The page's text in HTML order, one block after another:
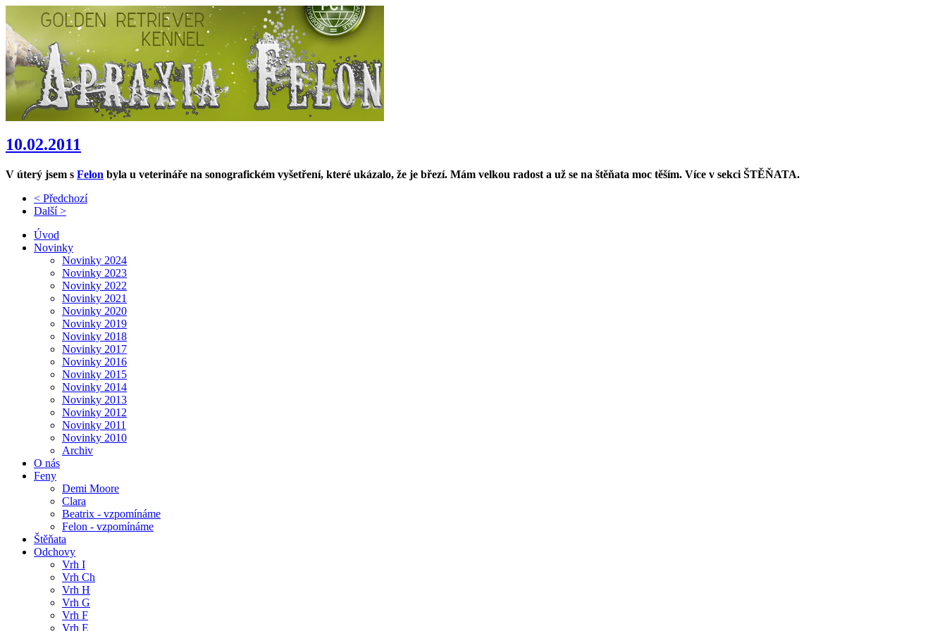
10.02.2011
V úterý jsem s Felon byla u veterináře na sonografickém vyšetření, které ukázalo, že je březí. Mám velkou radost a už se na štěňata moc těším. Více v sekci ŠTĚŇATA.
< Předchozí
Další >
Úvod
Novinky
Novinky 2024
Novinky 2023
Novinky 2022
Novinky 2021
Novinky 2020
Novinky 2019
Novinky 2018
Novinky 2017
Novinky 2016
Novinky 2015
Novinky 2014
Novinky 2013
Novinky 2012
Novinky 2011
Novinky 2010
Archiv
O nás
Feny
Demi Moore
Clara
Beatrix - vzpomínáme
Felon - vzpomínáme
Štěňata
Odchovy
Vrh I
Vrh Ch
Vrh H
Vrh G
Vrh F
Vrh E